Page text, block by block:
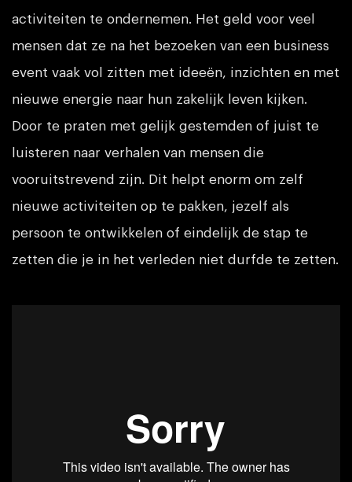
activiteiten te ondernemen. Het geld voor veel
mensen dat ze na het bezoeken van een business
event vaak vol zitten met ideeën, inzichten en met
nieuwe energie naar hun zakelijk leven kijken.
Door te praten met gelijk gestemden of juist te
luisteren naar verhalen van mensen die
vooruitstrevend zijn. Dit helpt enorm om zelf
nieuwe activiteiten op te pakken, jezelf als
persoon te ontwikkelen of eindelijk de stap te
zetten die je in het verleden niet durfde te zetten.